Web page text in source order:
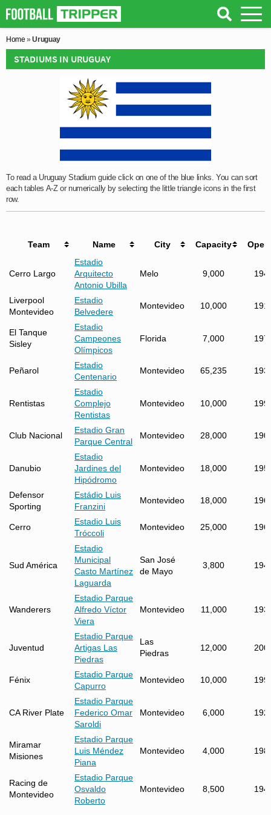
Home »Uruguay
STADIUMS IN URUGUAY
To read a Uruguay Stadium guide click on one of the blue links. You can sort
each tables A-Z or numerically by selecting the little triangle icons in the first
row.
Team Name City Capacity
Cerro Largo
Estadio
Arquitecto
Antonio Ubilla
Melo 9,000
Liverpool
Montevideo
Estadio
Belvedere
Montevideo 10,000
El Tanque
Sisley
Estadio
Campeones
Olímpicos
Florida 7,000
Peñarol
Estadio
Centenario
Montevideo 65,235
Rentistas
Estadio
Complejo
Rentistas
Montevideo 10,000
Club Nacional
Estadio Gran
Parque Central
Montevideo 28,000
Danubio
Estadio
Jardines del
Hipódromo
Montevideo 18,000
Defensor
Sporting
Estádio Luis
Franzini
Montevideo 18,000
Cerro
Estadio Luis
Tróccoli
Montevideo 25,000
Sud América
Estadio
Municipal
Casto Martínez
Laguarda
San José
de Mayo
3,800
Wanderers
Estadio Parque
Alfredo Víctor
Viera
Montevideo 11,000
Juventud
Estadio Parque
Artigas Las
Piedras
Las
Piedras
12,000
Fénix
Estadio Parque
Capurro
Montevideo 10,000
CA River Plate
Estadio Parque
Federico Omar
Saroldi
Montevideo 6,000
Miramar
Misiones
Estadio Parque
Luis Méndez
Piana
Montevideo 4,000
Racing de
Montevideo
Estadio Parque
Osvaldo
Roberto
Montevideo 8,500